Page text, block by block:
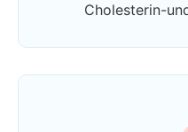
Cholesterin-